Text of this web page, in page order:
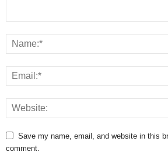
Save my name, email, and website in this
comment.